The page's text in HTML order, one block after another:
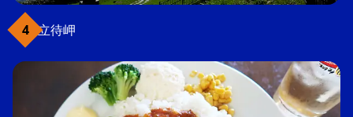
立待岬